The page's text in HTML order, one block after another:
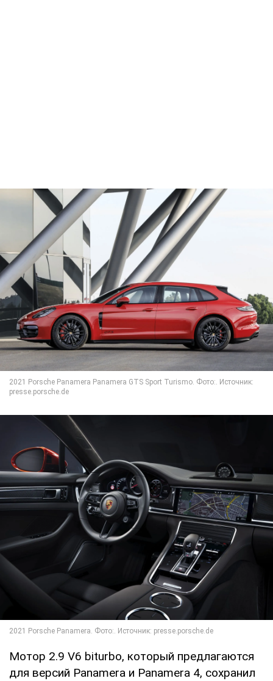
Мотор 2.9 V6 biturbo, который предлагаются
для версий Panamera и Panamera 4, сохранил